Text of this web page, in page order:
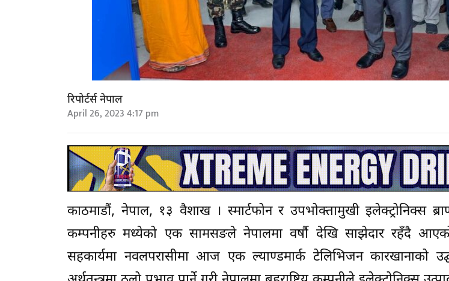
रिपोर्टर्स नेपाल
April 26, 2023 4:17 pm
काठमाडौं, नेपाल, १३ वैशाख । स्मार्टफोन र उपभोक्तामुखी इलेक्ट्रोनिक्स
कम्पनीहरु मध्येको एक सामसङले नेपालमा वर्षौ देखि साझेदार रहँदै
सहकार्यमा नवलपरासीमा आज एक ल्याण्डमार्क टेलिभिजन कारखानाको